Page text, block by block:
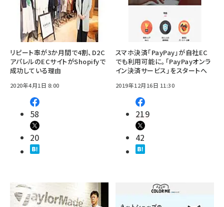
リピート率が3か月間で4割、D2C
アパレルのECサイトがShopifyで
成功している理由
2020年4月1日 8:00
58
20
スマホ決済「PayPay」が自社EC
でも利用可能に。「PayPayオンラ
イン決済サービス」をスタートへ
2019年12月16日 11:30
219
42